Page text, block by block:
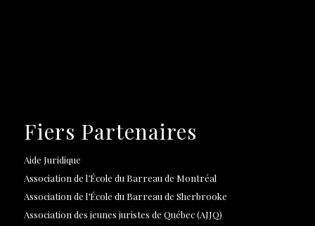
Fiers Partenaires
Aide Juridique
Association de l’École du Barreau de Montréal
Association de l’École du Barreau de Sherbrooke
Association des jeunes juristes de Québec (AJJQ)